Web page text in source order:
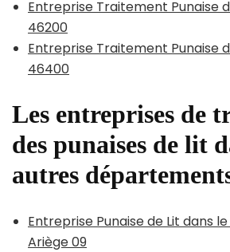
Entreprise Traitement Punaise
46200
Entreprise Traitement Punaise
46400
Les entreprises de
des punaises de lit
autres
Entreprise Punaise de Lit dans
Ariège 09